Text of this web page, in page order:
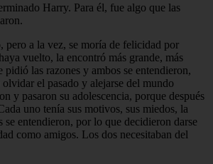
Harry. Para él, fue algo que las
pero a la vez, se moría de felicidad por
vuelto, la encontró más grande, más
pidió las razones y ambos se entendieron,
el pasado y alejarse del mundo
y pasaron su adolescencia, porque después
uno tenía sus motivos, sus miedos, la
se entendieron, por lo que decidieron darse
como amigos. Los dos necesitaban del